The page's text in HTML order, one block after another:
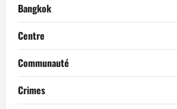
Bangkok
Centre
Communauté
Crimes